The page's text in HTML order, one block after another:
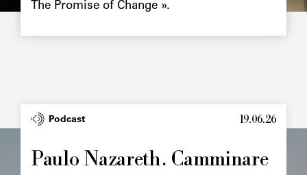
The Promise of Change ».
TypePodcast 19.06.26
Paulo Nazareth. Camminare